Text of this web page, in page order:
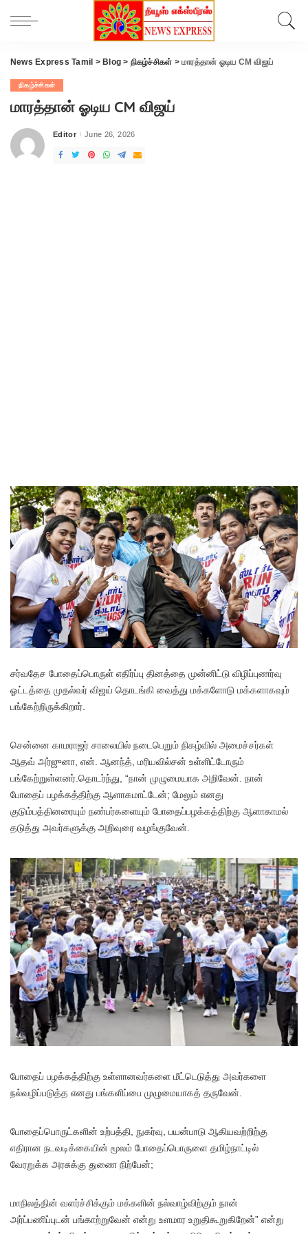
News Express Tamil > Blog > நிகழ்ச்சிகள் >மாரத்தான் ஓடிய CM விஜய்
நிகழ்ச்சிகள்
மாரத்தான் ஓடிய CM விஜய்
Posted
Editor June 26, 2026
சர்வதேச போதைப்பொருள் எதிர்ப்பு தினத்தை முன்னிட்டு விழிப்புணர்வு
ஓட்டத்தை முதல்வர் விஜய் தொடங்கி வைத்து மக்களோடு மக்களாகவும்
பங்கேற்றிருக்கிறார்.
சென்னை காமராஜர் சாலையில் நடைபெறும் நிகழ்வில் அமைச்சர்கள்
ஆதவ் அர்ஜுனா, என். ஆனந்த், மரியவில்சன் உள்ளிட்டோரும்
பங்கேற்றுள்ளனர்.தொடர்ந்து, “நான் முழுமையாக அறிவேன். நான்
போதைப் பழக்கத்திற்கு ஆளாகமாட்டேன்; மேலும் எனது
குடும்பத்தினரையும் நண்பர்களையும் போதைப்பழக்கத்திற்கு ஆளாகாமல்
தடுத்து அவர்களுக்கு அறிவுரை வழங்குவேன்.
போதைப் பழக்கத்திற்கு உள்ளானவர்களை மீட்டெடுத்து அவர்களை
நல்வழிப்படுத்த எனது பங்களிப்பை முழுமையாகத் தருவேன்.
போதைப்பொருட்களின் உற்பத்தி, நுகர்வு, பயன்பாடு ஆகியவற்றிற்கு
எதிரான நடவடிக்கையின் மூலம் போதைப்பொருளை தமிழ்நாட்டில்
வேரறுக்க அரசுக்கு துணை நிற்பேன்;
மாநிலத்தின் வளர்ச்சிக்கும் மக்களின் நல்வாழ்விற்கும் நான்
அர்ப்பணிப்புடன் பங்காற்றுவேன் என்று உளமார உறுதிகூறுகிறேன்” என்று